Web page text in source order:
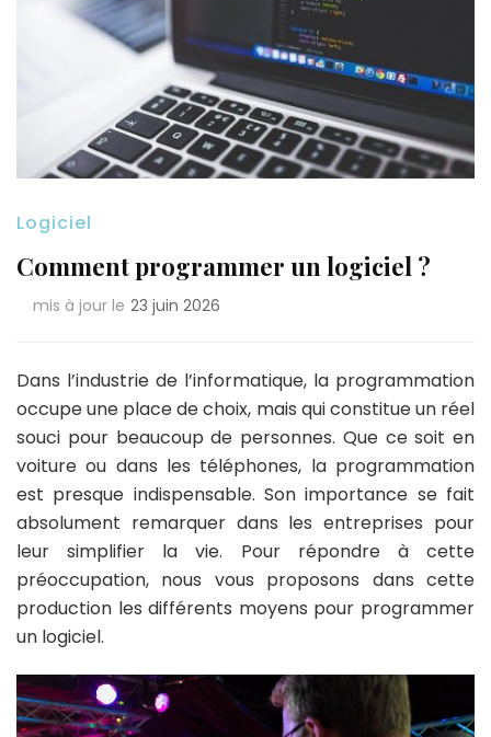
Logiciel
Comment programmer un logiciel ?
mis à jour le 23 juin 2026
Dans l’industrie de l’informatique, la programmation
occupe une place de choix, mais qui constitue un réel
souci pour beaucoup de personnes. Que ce soit en
voiture ou dans les téléphones, la programmation
est presque indispensable. Son importance se fait
absolument remarquer dans les entreprises pour
leur simplifier la vie. Pour répondre à cette
préoccupation, nous vous proposons dans cette
production les différents moyens pour programmer
un logiciel.